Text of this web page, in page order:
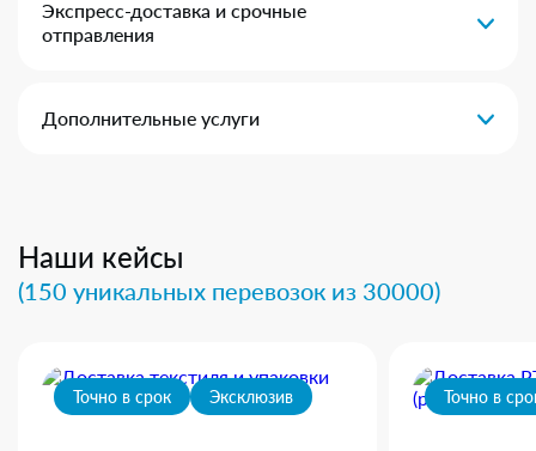
Экспресс-доставка и срочные
отправления
Дополнительные услуги
Наши кейсы
(150 уникальных перевозок из 30000)
Точно в срок Эксклюзив Точно в